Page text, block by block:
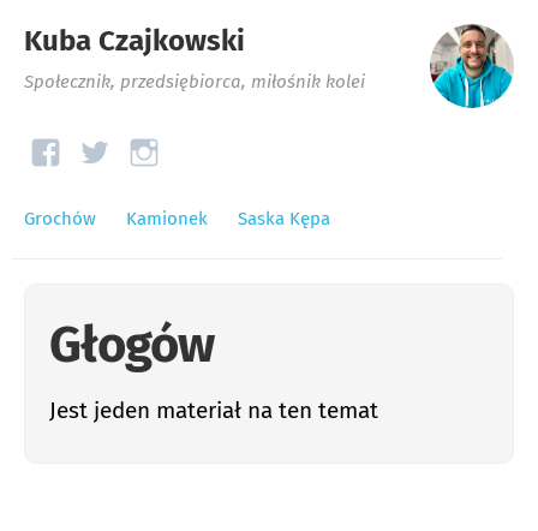
Kuba Czajkowski
Społecznik, przedsiębiorca, miłośnik kolei
Grochów Kamionek Saska Kępa
Głogów
Jest jeden materiał na ten temat